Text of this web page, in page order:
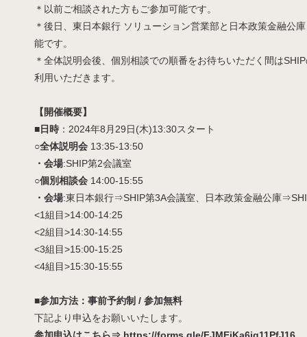
＊以前ご相談された方もご参加可能です。
＊後日、東日本銀行 ソリューション営業部と日本政策金融公
能です。
＊全体説明会後、個別相談での順番をお待ちいただく間は
利用いただきます。
【開催概要】
■日時 ：2024年8月29日(木)13:30スタート
○全体説明会 13:35-13:50
・会場:SHIP第2会議室
○個別相談会 14:00-15:55
・会場:東日本銀行⇒SHIP第3A会議室、日本政策金融公庫
<1組目>14:00-14:25
<2組目>14:30-14:55
<3組目>15:00-15:25
<4組目>15:30-15:55
■参加方法：事前予約制 / 参加無料
下記より申込をお願いいたします。